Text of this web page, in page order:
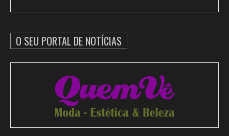
O SEU PORTAL DE NOTÍCIAS